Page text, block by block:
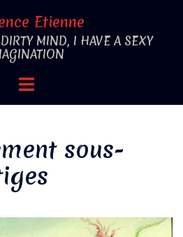
Etienne
MIND, I HAVE A SEXY
Ouvrir/fermer
sous-